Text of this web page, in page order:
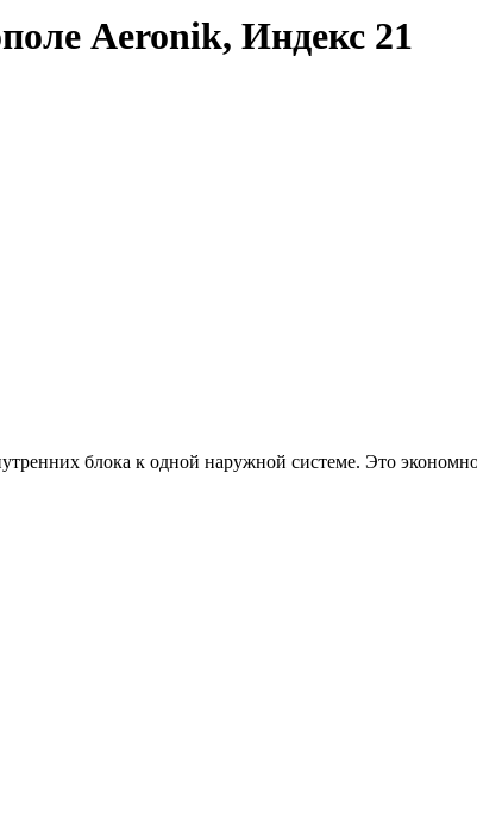
Aeronik, Индекс 21
блока к одной наружной системе. Это экономно